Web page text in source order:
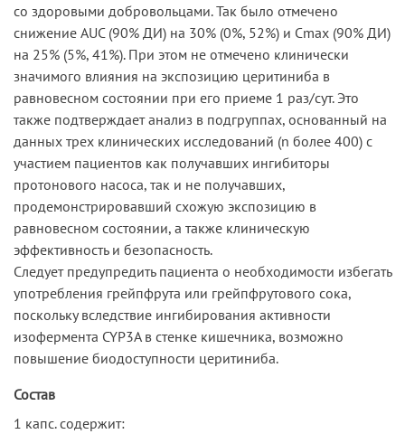
со здоровыми добровольцами. Так было отмечено
снижение AUC (90% ДИ) на 30% (0%, 52%) и Cmax (90% ДИ)
на 25% (5%, 41%). При этом не отмечено клинически
значимого влияния на экспозицию церитиниба в
равновесном состоянии при его приеме 1 раз/сут. Это
также подтверждает анализ в подгруппах, основанный на
данных трех клинических исследований (n более 400) с
участием пациентов как получавших ингибиторы
протонового насоса, так и не получавших,
продемонстрировавший схожую экспозицию в
равновесном состоянии, а также клиническую
эффективность и безопасность.
Следует предупредить пациента о необходимости избегать
употребления грейпфрута или грейпфрутового сока,
поскольку вследствие ингибирования активности
изофермента CYP3A в стенке кишечника, возможно
повышение биодоступности церитиниба.
Состав
1 капс. содержит: